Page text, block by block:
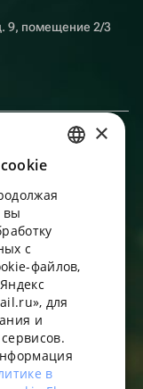
9, помещение 2/3
информационных
по размещению
товаров.
в реестр
машин и
«ФЛАУВАУ»
округ
2/3.
ENGLISH
UKRAINIAN
PORTUGUESE
FRENCH
×
вы
с
файлов,
для
и
в